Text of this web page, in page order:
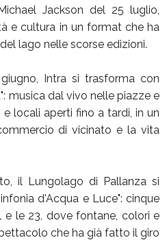
Jackson del 25 luglio,
e cultura in un format che ha
lago nelle scorse edizioni.
Intra si trasforma con
musica dal vivo nelle piazze e
locali aperti fino a tardi, in un
di vicinato e la vita
il Lungolago di Pallanza si
d'Acqua e Luce": cinque
e le 23, dove fontane, colori e
che ha già fatto il giro